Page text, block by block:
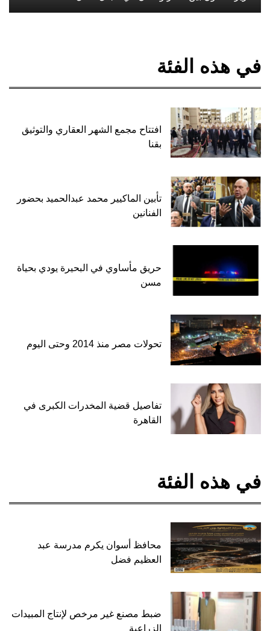
في هذه الفئة
افتتاح مجمع الشهر العقاري والتوثيق
بقنا
تأبين الماكيير محمد عبدالحميد بحضور
الفنانين
حريق مأساوي في البحيرة يودي بحياة
مسن
تحولات مصر منذ 2014 وحتى اليوم
تفاصيل قضية المخدرات الكبرى في
القاهرة
في هذه الفئة
محافظ أسوان يكرم مدرسة عبد
العظيم فضل
ضبط مصنع غير مرخص لإنتاج المبيدات
الزراعية